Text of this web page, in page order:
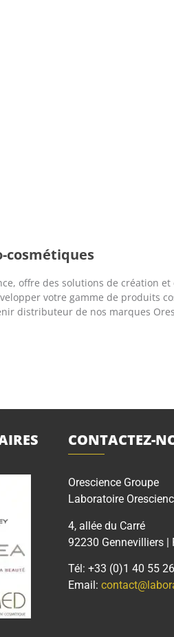
cosmétiques
offre des solutions de création
votre gamme de produits
distributeur de nos marques
CONTACTEZ-
Orescience Groupe
Laboratoire
4, allée du Carré
92230 Gennevilliers |
Tél: +33 (0)1 40 55
Email: